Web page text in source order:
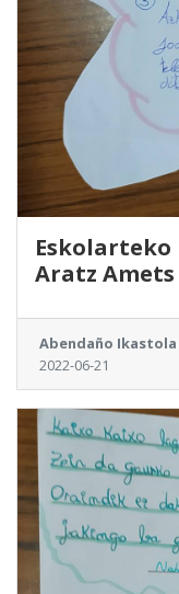
Aratz Amets
Abendaño Ikastola
2022-06-21